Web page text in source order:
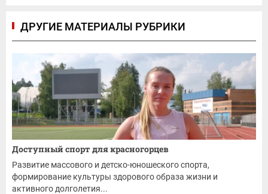
ДРУГИЕ МАТЕРИАЛЫ РУБРИКИ
Доступный спорт для красногорцев
Развитие массового и детско-юношеского спорта,
формирование культуры здорового образа жизни и
активного долголетия...